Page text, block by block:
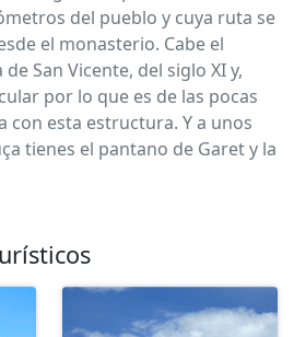
del pueblo y cuya ruta se
el monasterio. Cabe el
San Vicente, del siglo XI y,
por lo que es de las pocas
con esta estructura. Y a unos
tienes el pantano de Garet y la